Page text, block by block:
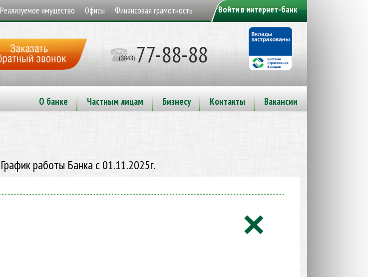
Войти в интернет-банк
Реализуемое имущество Офисы Финансовая грамотность
77-88-88
О банке Частным лицам Бизнесу Контакты Вакансии
График работы Банка с 01.11.2025г.